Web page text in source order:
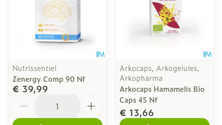
Nutrissentiel
Zenergy Comp 90 Nf
€ 39,99
Arkocaps, Arkogelules,
Arkopharma
Arkocaps Hamamelis Bio
Caps 45 Nf
€ 13,66